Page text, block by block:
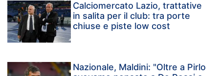
Calciomercato Lazio, trattative
in salita per il club: tra porte
chiuse e piste low cost
Nazionale, Maldini: "Oltre a Pirlo